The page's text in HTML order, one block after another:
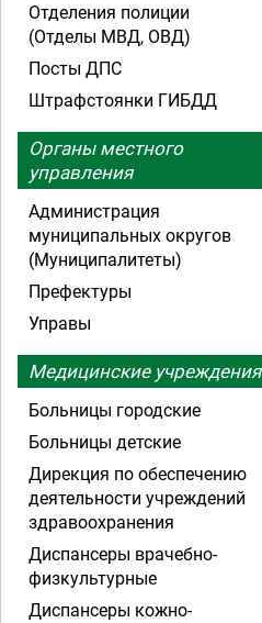
Отделения полиции
(Отделы МВД, ОВД)
Посты ДПС
Штрафстоянки ГИБДД
Органы местного
управления
Администрация
муниципальных округов
(Муниципалитеты)
Префектуры
Управы
Медицинские учреждения
Больницы городские
Больницы детские
Дирекция по обеспечению
деятельности учреждений
здравоохранения
Диспансеры врачебно-
физкультурные
Диспансеры кожно-